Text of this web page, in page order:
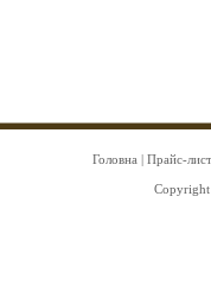
Головна | Прайс-лист